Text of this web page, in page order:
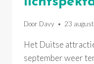
Door Davy 23
Het Duitse
september weer